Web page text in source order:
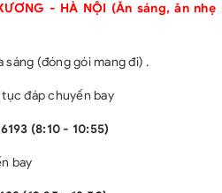
- HÀ NỘI (Ăn sáng, ăn nhẹ
sáng (đóng gói mang đi) .
đáp chuyến bay
(8:10 - 10:55)
bay